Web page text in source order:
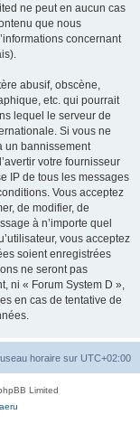
ne peut en aucun cas
que nous
concernant
abusif, obscène,
etc. qui pourrait
lequel le serveur de
Si vous ne
un bannissement
votre fournisseur
IP de tous les messages
Vous acceptez
de modifier, de
à n’importe quel
vous acceptez
soient enregistrées
ne seront pas
ni « Forum System D »,
en cas de tentative de
horaire sur UTC+02:00
Limited